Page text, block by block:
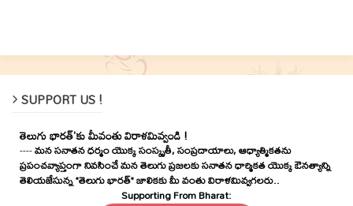
SUPPORT US !
తెలుగు భారత్'కు మీవంతు విరాళమివ్వండి !
----మన సనాతన ధర్మం యొక్క సంస్కృతీ, సంప్రదాయాలు, ఆధ్యాత్మికతను
ప్రపంచవ్యాప్తంగా నివసించే మన తెలుగు ప్రజలకు సనాతన ధార్మికత యొక్క ఔనత్యాన్ని
తెలియజేసున్న "తెలుగు భారత్" జాలికకు మీ వంతు విరాళమివ్వగలరు..
Supporting From Bharat: